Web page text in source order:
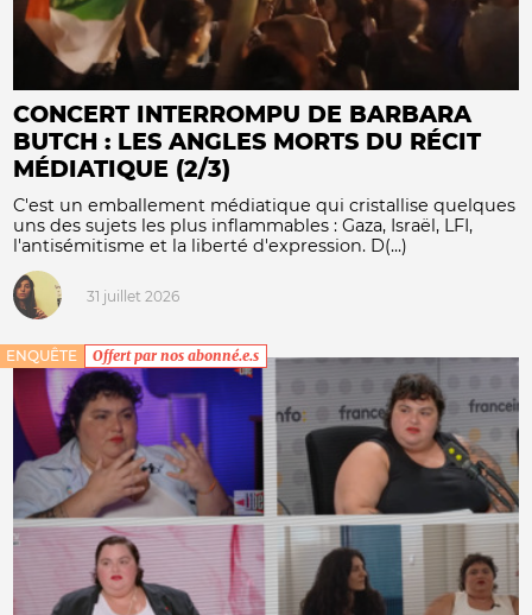
CONCERT INTERROMPU DE BARBARA
BUTCH : LES ANGLES MORTS DU RÉCIT
MÉDIATIQUE (2/3)
C'est un emballement médiatique qui cristallise quelques
uns des sujets les plus inflammables : Gaza, Israël, LFI,
l'antisémitisme et la liberté d'expression. D(...)
31 juillet 2026
ENQUÊTE Offert par nos abonné.e.s